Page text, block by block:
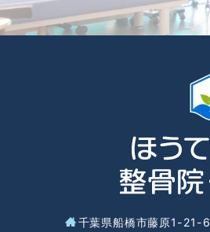
千葉県船橋市藤原1-21-6